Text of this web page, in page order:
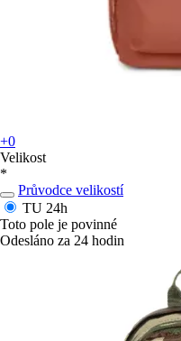
+0
Velikost
*
Průvodce velikostí
TU 24h
Toto pole je povinné
Odesláno za 24 hodin